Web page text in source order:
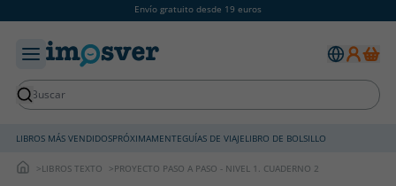
Envío gratuito desde 19 euros
LIBROS MÁS VENDIDOSPRÓXIMAMENTEGUÍAS DE VIAJELIBRO DE BOLSILLO
LIBROS TEXTO PROYECTO PASO A PASO - NIVEL 1. CUADERNO 2